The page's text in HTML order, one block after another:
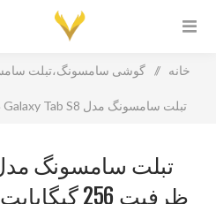
خانه / گوشی سامسونگ،تبلت
ظرفیت 256 گیگابایت و رم 12 گیگابایت